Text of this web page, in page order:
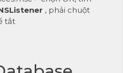
, phải chuột
tắt